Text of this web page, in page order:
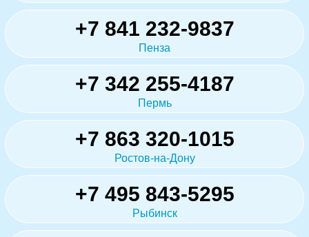
+7 841 232-9837
Пенза
+7 342 255-4187
Пермь
+7 863 320-1015
Ростов-на-Дону
+7 495 843-5295
Рыбинск